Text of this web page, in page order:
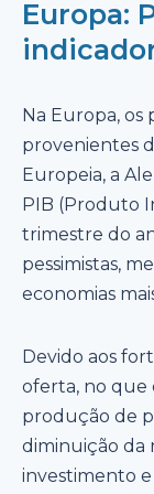
Europa:
Na Europa, os
provenientes
Europeia, a
PIB (Produto
trimestre do
pessimistas,
economias
Devido aos
oferta, no que
produção de
diminuição da
investimento